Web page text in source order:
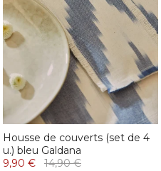
Housse de couverts (set de 4
u.) bleu Galdana
9,90 €
14,90 €